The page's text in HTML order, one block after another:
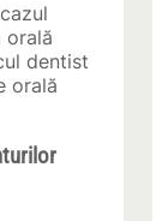
orală
dentist
orală